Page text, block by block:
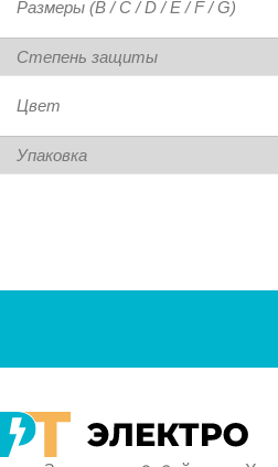
Размеры (B / C / D / E / F / G)
Степень защиты
Цвет
Упаковка